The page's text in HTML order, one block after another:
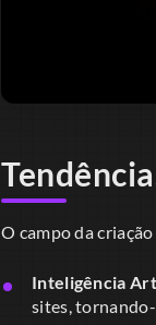
O campo da
Inteligência
sites,